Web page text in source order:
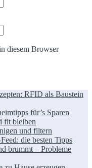
diesem Browser
RFID als Baustein
für’s Sparen
fit bleiben
und filtern
die besten Tipps
brummt – Probleme